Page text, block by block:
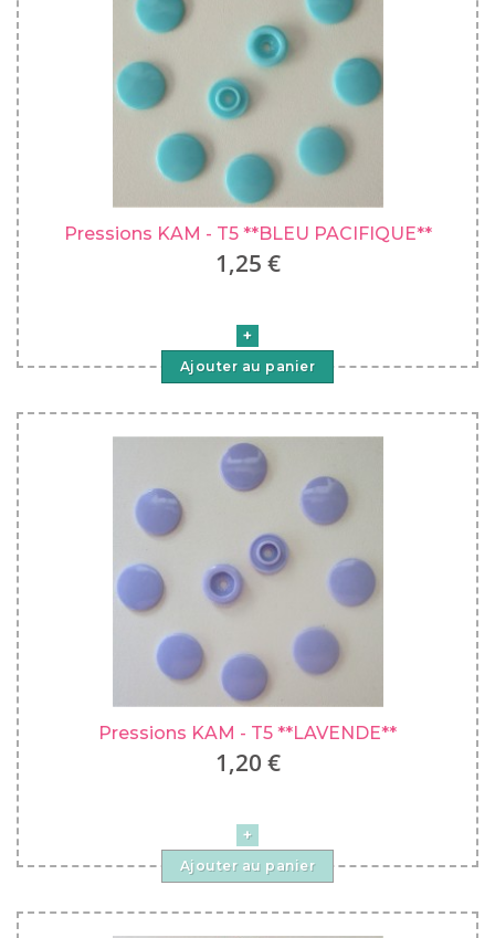
Pressions KAM - T5 **BLEU PACIFIQUE**
1,25 €
Ajouter au panier
Pressions KAM - T5 **LAVENDE**
1,20 €
Ajouter au panier